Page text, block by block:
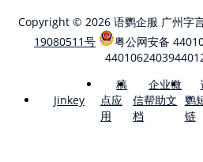
Copyright © 2026 语鹦企服 广州字
19080511号
粤公网安备
Jinkey
稿
点应
用
企业微
信帮助文
档
鹦
链